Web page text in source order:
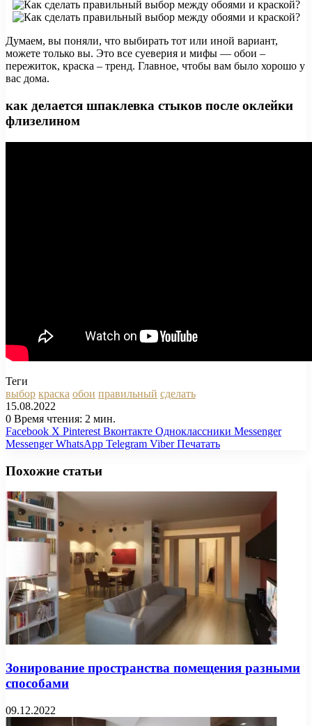
Думаем, вы поняли, что выбирать тот или иной вариант,
можете только вы. Это все суеверия и мифы — обои –
пережиток, краска – тренд. Главное, чтобы вам было хорошо у
вас дома.
как делается шпаклевка стыков после оклейки
флизелином
Теги
выбор краска обои правильный сделать
15.08.2022
0 Время чтения: 2 мин.
Facebook X Pinterest Вконтакте Одноклассники Messenger
Messenger WhatsApp Telegram Viber Печатать
Похожие статьи
Зонирование пространства помещения разными
способами
09.12.2022